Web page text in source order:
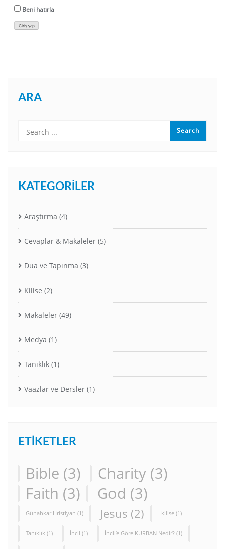
Beni hatırla
Giriş yap
ARA
KATEGORILER
Araştırma (4)
Cevaplar & Makaleler (5)
Dua ve Tapınma (3)
Kilise (2)
Makaleler (49)
Medya (1)
Tanıklık (1)
Vaazlar ve Dersler (1)
ETIKETLER
Bible (3) Charity (3)
Faith (3) God (3)
Günahkar Hristiyan (1) Jesus (2) kilise (1)
Tanıklık (1) İncil (1) İncil’e Göre KURBAN Nedir? (1)